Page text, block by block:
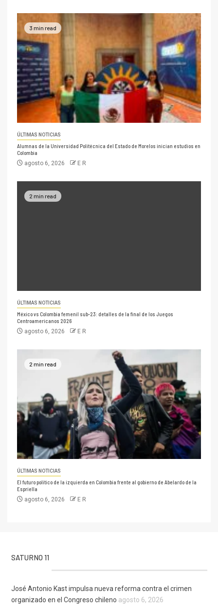
3 min read
ÚLTIMAS NOTICIAS
Alumnas de la Universidad Politécnica del Estado de Morelos inician estudios en
Colombia
agosto 6, 2026 E R
2 min read
ÚLTIMAS NOTICIAS
México vs Colombia femenil sub-23: detalles de la final de los Juegos
Centroamericanos 2026
agosto 6, 2026 E R
2 min read
ÚLTIMAS NOTICIAS
El futuro político de la izquierda en Colombia frente al gobierno de Abelardo de la
Espriella
agosto 6, 2026 E R
SATURNO 11
José Antonio Kast impulsa nueva reforma contra el crimen
organizado en el Congreso chileno agosto 6, 2026